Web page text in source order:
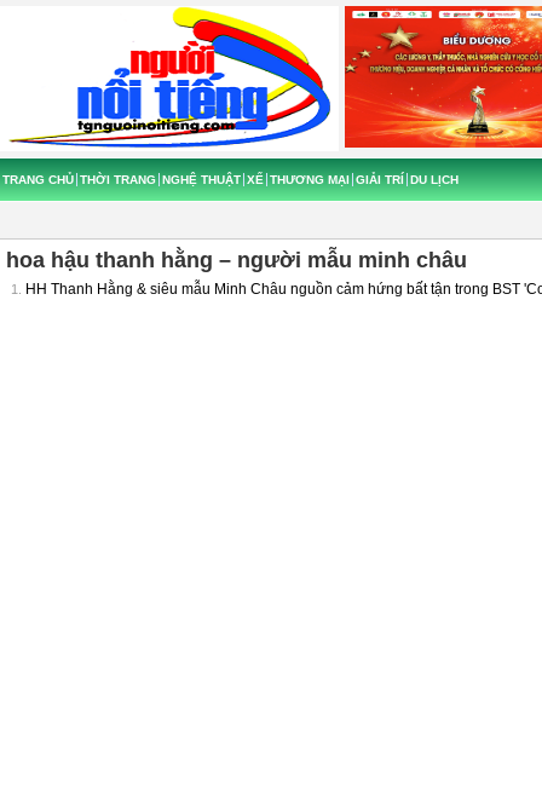
TRANG CHỦ THỜI TRANG NGHỆ THUẬT XẾ THƯƠNG MẠI GIẢI TRÍ DU LỊCH
hoa hậu thanh hằng – người mẫu minh châu
1. HH Thanh Hằng & siêu mẫu Minh Châu nguồn cảm hứng bất tận trong BST